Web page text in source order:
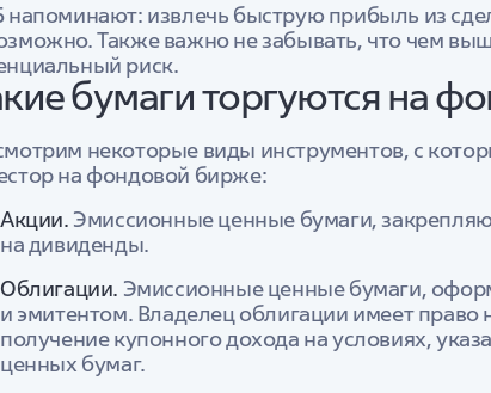
напоминают: извлечь быструю прибыль из
Также важно не забывать, что чем
риск.
бумаги торгуются на
некоторые виды инструментов, с
на фондовой бирже:
Акции. Эмиссионные ценные бумаги,
на дивиденды.
Облигации. Эмиссионные ценные бумаги,
и эмитентом. Владелец облигации имеет право
получение купонного дохода на условиях,
ценных бумаг.